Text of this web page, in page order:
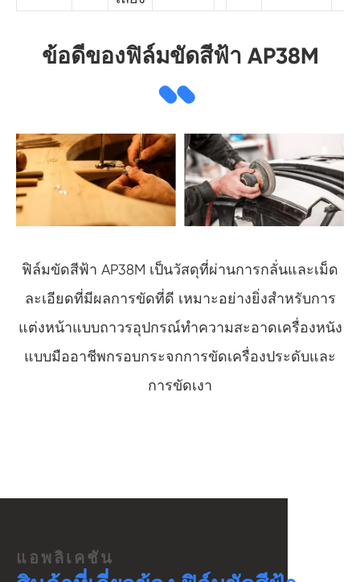
ข้อดีของฟิล์มขัดสีฟ้า AP38M
ฟิล์มขัดสีฟ้า AP38M เป็นวัสดุที่ผ่านการกลั่นและเม็ด
ละเอียดที่มีผลการขัดที่ดี เหมาะอย่างยิ่งสำหรับการ
แต่งหน้าแบบถาวรอุปกรณ์ทำความสะอาดเครื่องหนัง
แบบมืออาชีพกรอบกระจกการขัดเครื่องประดับและ
การขัดเงา
แอพลิเคชัน